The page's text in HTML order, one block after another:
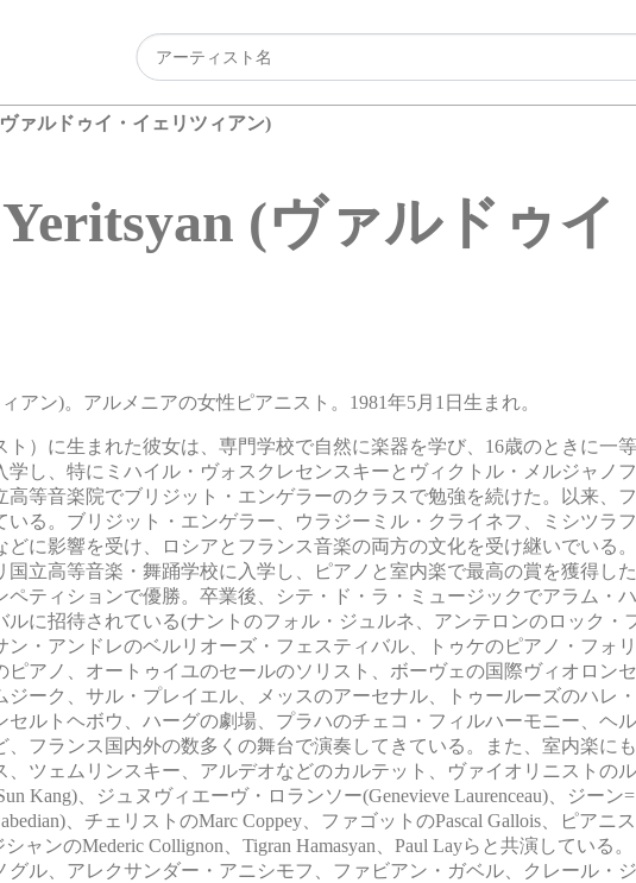
ァルドゥイ・イェリツィアン)
(ヴァルドゥ
アン)。アルメニアの女性ピアニスト。1981年5月1日生まれ。
）に生まれた彼女は、専門学校で自然に楽器を学び、16歳のときに一
し、特にミハイル・ヴォスクレセンスキーとヴィクトル・メルジャノ
高等音楽院でブリジット・エンゲラーのクラスで勉強を続けた。以来、
る。ブリジット・エンゲラー、ウラジーミル・クライネフ、ミシツラ
どに影響を受け、ロシアとフランス音楽の両方の文化を受け継いでいる
立高等音楽・舞踊学校に入学し、ピアノと室内楽で最高の賞を獲得し
ティションで優勝。卒業後、シテ・ド・ラ・ミュージックでアラム・
に招待されている(ナントのフォル・ジュルネ、アンテロンのロック・
・アンドレのベルリオーズ・フェスティバル、トゥケのピアノ・フォ
アノ、オートゥイユのセールのソリスト、ボーヴェの国際ヴィオロン
ーク、サル・プレイエル、メッスのアーセナル、トゥールーズのハレ
ルトヘボウ、ハーグの劇場、プラハのチェコ・フィルハーモニー、ヘ
フランス国内外の数多くの舞台で演奏してきている。また、室内楽に
ツェムリンスキー、アルデオなどのカルテット、ヴァイオリニストの
Kang)、ジュヌヴィエーヴ・ロランソー(Genevieve Laurenceau)、ジー
、チェリストのMarc Coppey、ファゴットのPascal Gallois、ピアニ
ャンのMederic Collignon、Tigran Hamasyan、Paul Layらと共演している
ル、アレクサンダー・アニシモフ、ファビアン・ガベル、クレール・